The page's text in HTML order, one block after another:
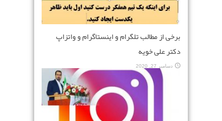
برخی از مطالب تلگرام و اینستاگرام و واتزاپ
دکتر علی خویه
دسامبر 27, 2020